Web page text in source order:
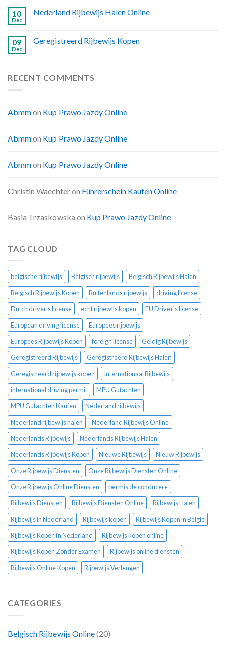
10
Dec
Nederland Rijbewijs Halen Online
09
Dec
Geregistreerd Rijbewijs Kopen
RECENT COMMENTS
Abmmon Kup Prawo Jazdy Online
Abmmon Kup Prawo Jazdy Online
Abmmon Kup Prawo Jazdy Online
Christin Waechteron Führerschein Kaufen Online
Basia Trzaskowska on Kup Prawo Jazdy Online
TAG CLOUD
belgische rijbewijs Belgisch rijbewijs
Belgisch Rijbewijs Halen
Belgisch Rijbewijs Kopen
Buitenlands rijbewijs
driving license
Dutch driver's license
echt rijbewijs kopen
EU Driver's license
European driving license
Europees rijbewijs
Europees Rijbewijs Kopen
foreign license
Geldig Rijbewijs
Geregistreerd Rijbewijs
Geregistreerd Rijbewijs Halen
Geregistreerd rijbewijs kopen
Internationaal Rijbewijs
international driving permit
MPU Gutachten
MPU Gutachten Kaufen
Nederland rijbewijs
Nederland rijbewijs halen
Nederland Rijbewijs Online
Nederlands Rijbewijs
Nederlands Rijbewijs Halen
Nederlands Rijbewijs Kopen
Nieuwe Rijbewijs
Nieuw Rijbewijs
Onze Rijbewijs Diensten
Onze Rijbewijs Diensten Online
Onze Rijbewijs Online Diensten
permis de conducere
Rijbewijs Diensten
Rijbewijs Diensten Online
Rijbewijs Halen
Rijbewijs in Nederland
Rijbewijs kopen
Rijbewijs Kopen in Belgie
Rijbewijs Kopen in Nederland
Rijbewijs kopen online
Rijbewijs Kopen Zonder Examen
Rijbewijs online diensten
Rijbewijs Online Kopen
Rijbewijs Verlengen
CATEGORIES
Belgisch Rijbewijs Online(20)